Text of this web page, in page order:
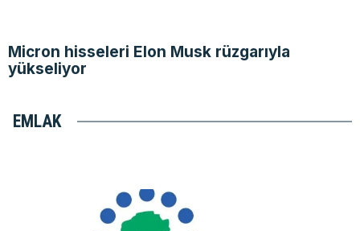
Micron hisseleri Elon Musk rüzgarıyla
yükseliyor
EMLAK